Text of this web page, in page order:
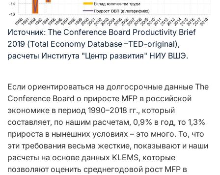
Источник: The Conference Board Productivity Brief
2019 (Тotal Economy Database –TED-original),
расчеты Института "Центр развития" НИУ ВШЭ.
Если ориентироваться на долгосрочные данные The
Conference Board о приросте MFP в российской
экономике в период 1990–2018 гг., который
составляет, по нашим расчетам, 0,9% в год, то 1,3%
прироста в нынешних условиях – это много. То, что
эти требования весьма жесткие, показывают и наши
расчеты на основе данных KLEMS, которые
позволяют оценить среднегодовой рост MFP в